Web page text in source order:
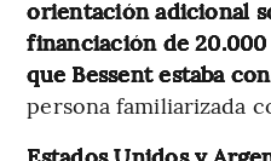
orientación adicional
financiación de
que Bessent estaba
persona familiarizada